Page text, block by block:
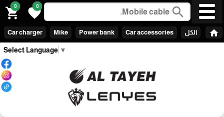
Select Language ▼
search
0
favorite
0
shopping_cart
home الكل Car charger Mike Power bank Car accessories